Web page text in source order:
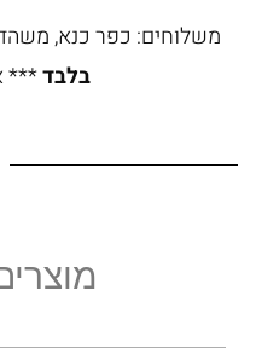
משלוחים: כפר כנא,
בלבד***